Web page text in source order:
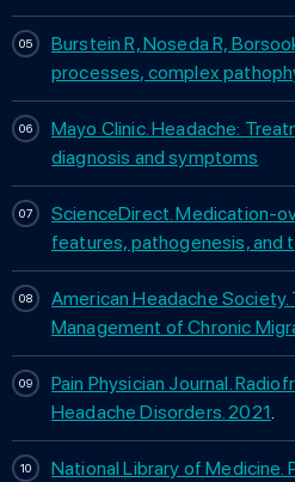
Burstein R, Noseda R,
processes, complex
Mayo Clinic. Headache:
diagnosis and symptoms
ScienceDirect. Medication-
features, pathogenesis, and
American Headache Society.
Management of Chronic
Pain Physician Journal.
Headache Disorders. 2021
National Library of Medicine.